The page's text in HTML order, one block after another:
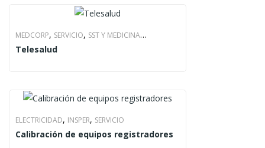
MEDCORP, SERVICIO, SST Y MEDICINA
OCUPACIONAL
Telesalud
ELECTRICIDAD, INSPER, SERVICIO
Calibración de equipos registradores